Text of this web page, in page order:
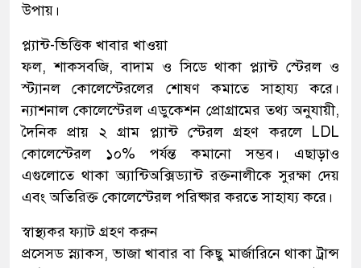
উপায়।
প্ল্যান্ট-ভিত্তিক খাবার খাওয়া
ফল, শাকসবজি, বাদাম ও সিডে থাকা প্ল্যান্ট স্টেরল ও
স্ট্যানল কোলেস্টেরলের শোষণ কমাতে সাহায্য করে।
ন্যাশনাল কোলেস্টেরল এডুকেশন প্রোগ্রামের তথ্য অনুযায়ী,
দৈনিক প্রায় ২ গ্রাম প্ল্যান্ট স্টেরল গ্রহণ করলে LDL
কোলেস্টেরল ১০% পর্যন্ত কমানো সম্ভব। এছাড়াও
এগুলোতে থাকা অ্যান্টিঅক্সিড্যান্ট রক্তনালীকে সুরক্ষা দেয়
এবং অতিরিক্ত কোলেস্টেরল পরিষ্কার করতে সাহায্য করে।
স্বাস্থ্যকর ফ্যাট গ্রহণ করুন
প্রসেসড স্ন্যাকস, ভাজা খাবার বা কিছু মার্জারিনে থাকা ট্রান্স